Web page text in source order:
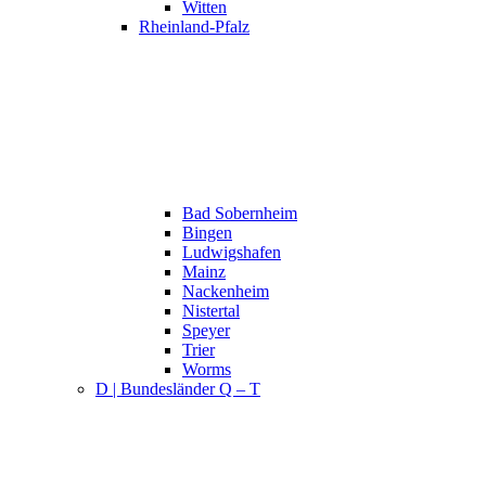
Witten
Rheinland-Pfalz
Bad Sobernheim
Bingen
Ludwigshafen
Mainz
Nackenheim
Nistertal
Speyer
Trier
Worms
D | Bundesländer Q – T